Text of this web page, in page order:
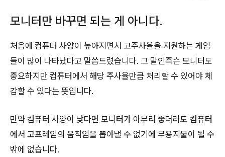
모니터만 바꾸면 되는 게 아니다.
처음에 컴퓨터 사양이 높아지면서 고주사율을 지원하는 게임
들이 많이 나타났다고 말씀드렸습니다. 그 말인즉슨 모니터도
중요하지만 컴퓨터에서 해당 주사율만큼 처리할 수 있어야 체
감할 수 있다는 뜻입니다.
만약 컴퓨터 사양이 낮다면 모니터가 아무리 좋더라도 컴퓨터
에서 고프레임의 움직임을 뽑아낼 수 없기에 무용지물이 될 수
밖에 없습니다.